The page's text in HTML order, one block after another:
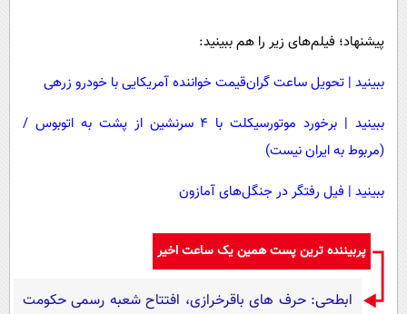
پیشنهاد؛ فیلم‌های زیر را هم ببینید:
ببینید | تحویل ساعت گران‌قیمت خواننده آمریکایی با خودرو زرهی
ببینید | برخورد موتورسیکلت با ۴ سرنشین از پشت به اتوبوس /
(مربوط به ایران نیست)
ببینید | فیل رفتگر در جنگل‌های آمازون
پربیننده ترین پست همین یک ساعت اخیر
ابطحی: حرف های باقرخرازی، افتتاح شعبه رسمی حکومت